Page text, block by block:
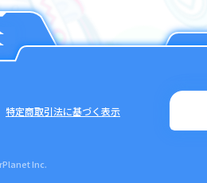
特定商取引法に基づく表示
Inc.